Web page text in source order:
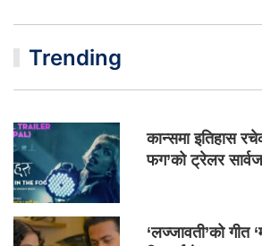
Trending
कान्समा इतिहास
फग’को ट्रेलर
‘लज्जावती’को गीत